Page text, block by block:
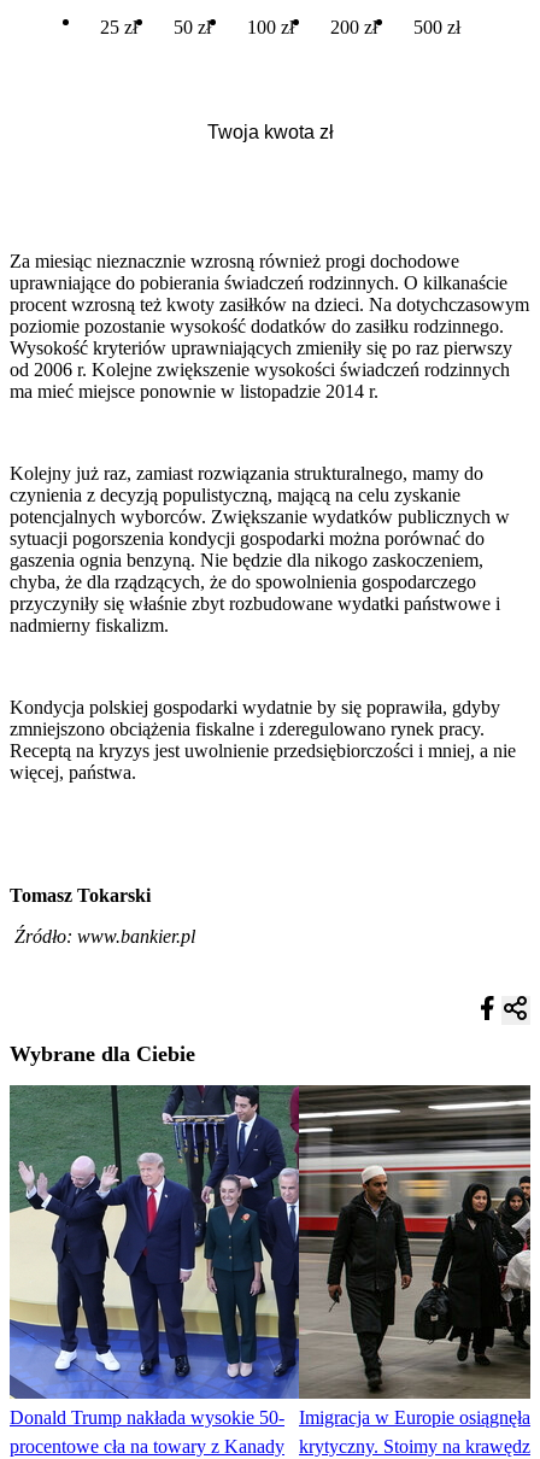
25 zł 50 zł 100 zł 200 zł 500 zł
Za miesiąc nieznacznie wzrosną również progi dochodowe
uprawniające do pobierania świadczeń rodzinnych. O kilkanaście
procent wzrosną też kwoty zasiłków na dzieci. Na dotychczasowym
poziomie pozostanie wysokość dodatków do zasiłku rodzinnego.
Wysokość kryteriów uprawniających zmieniły się po raz pierwszy
od 2006 r. Kolejne zwiększenie wysokości świadczeń rodzinnych
ma mieć miejsce ponownie w listopadzie 2014 r.
Kolejny już raz, zamiast rozwiązania strukturalnego, mamy do
czynienia z decyzją populistyczną, mającą na celu zyskanie
potencjalnych wyborców. Zwiększanie wydatków publicznych w
sytuacji pogorszenia kondycji gospodarki można porównać do
gaszenia ognia benzyną. Nie będzie dla nikogo zaskoczeniem,
chyba, że dla rządzących, że do spowolnienia gospodarczego
przyczyniły się właśnie zbyt rozbudowane wydatki państwowe i
nadmierny fiskalizm.
Kondycja polskiej gospodarki wydatnie by się poprawiła, gdyby
zmniejszono obciążenia fiskalne i zderegulowano rynek pracy.
Receptą na kryzys jest uwolnienie przedsiębiorczości i mniej, a nie
więcej, państwa.
Tomasz Tokarski
Źródło: www.bankier.pl
Wybrane dla Ciebie
Donald Trump nakłada wysokie 50-
procentowe cła na towary z Kanady
Imigracja w Europie osiągnęła
krytyczny. Stoimy na krawędzi